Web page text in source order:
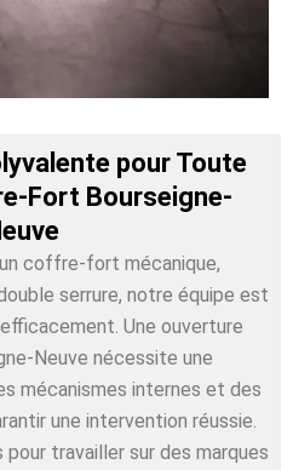
pour Toute
Fort Bourseigne-
coffre-fort mécanique,
serrure, notre équipe est
Une ouverture
Neuve nécessite une
mécanismes internes et des
une intervention réussie.
travailler sur des marques